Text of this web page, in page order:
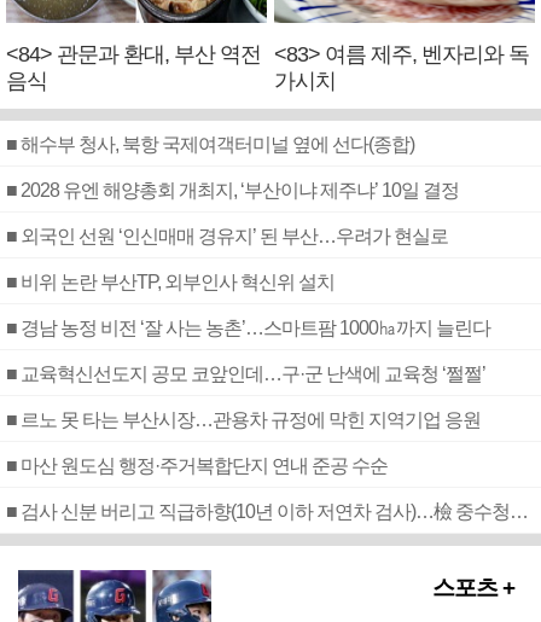
<84> 관문과 환대, 부산 역전
음식
<83> 여름 제주, 벤자리와 독
가시치
■ 해수부 청사, 북항 국제여객터미널 옆에 선다(종합)
■ 2028 유엔 해양총회 개최지, ‘부산이냐 제주냐’ 10일 결정
■ 외국인 선원 ‘인신매매 경유지’ 된 부산…우려가 현실로
■ 비위 논란 부산TP, 외부인사 혁신위 설치
■ 경남 농정 비전 ‘잘 사는 농촌’…스마트팜 1000㏊까지 늘린다
■ 교육혁신선도지 공모 코앞인데…구·군 난색에 교육청 ‘쩔쩔’
■ 르노 못 타는 부산시장…관용차 규정에 막힌 지역기업 응원
■ 마산 원도심 행정·주거복합단지 연내 준공 수순
■ 검사 신분 버리고 직급하향(10년 이하 저연차 검사)…檢 중수청행 기피
스포츠 +